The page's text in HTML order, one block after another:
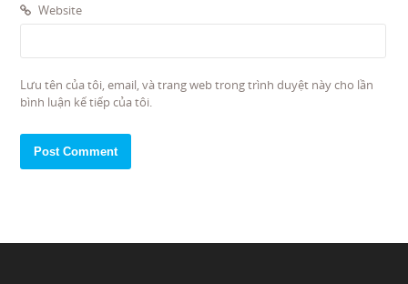
Website
Lưu tên của tôi, email, và trang web trong trình duyệt này cho lần
bình luận kế tiếp của tôi.